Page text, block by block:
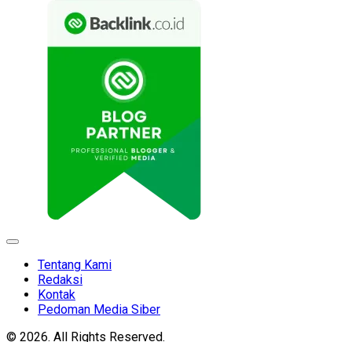
Expand
Tentang Kami
Redaksi
Kontak
Pedoman Media Siber
© 2026. All Rights Reserved.